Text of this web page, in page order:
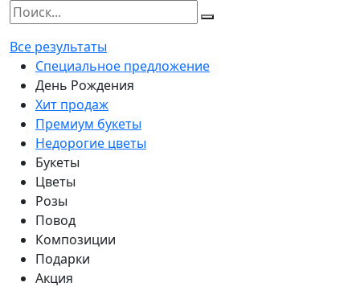
Все результаты
Специальное предложение
День Рождения
Хит продаж
Премиум букеты
Недорогие цветы
Букеты
Цветы
Розы
Повод
Композиции
Подарки
Акция